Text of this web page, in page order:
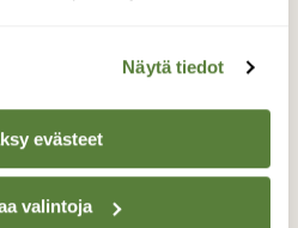
Näytä tiedot
evästeet
valintoja